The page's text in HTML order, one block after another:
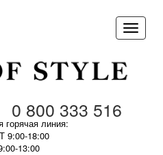
0 800 333 516
горячая линия:
9:00-18:00
13:00